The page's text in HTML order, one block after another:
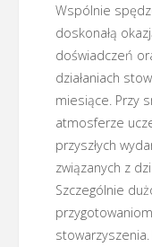
Wspólnie
doskonałą
doświadczeń
działaniach
miesiące. Przy
atmosferze
przyszłych
związanych z
Szczególnie